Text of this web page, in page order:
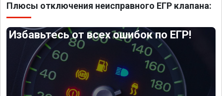
Плюсы отключения неисправного ЕГР клапана:
Избавьтесь от всех ошибок по ЕГР!